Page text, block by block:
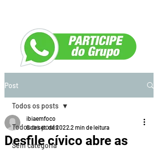
Post
Todos os posts
Sem categoria
Todos os posts
Desfile cívico abre as
ibiaemfoco
6 de set. de 2022 2 min de leitura